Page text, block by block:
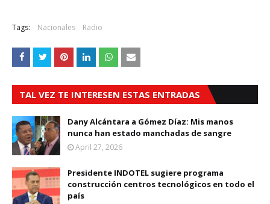
Tags: Nacionales Radio
TAL VEZ TE INTERESEN ESTAS ENTRADAS
Dany Alcántara a Gómez Díaz: Mis manos
nunca han estado manchadas de sangre
April 27, 2026
Presidente INDOTEL sugiere programa
construcción centros tecnológicos en todo el
país